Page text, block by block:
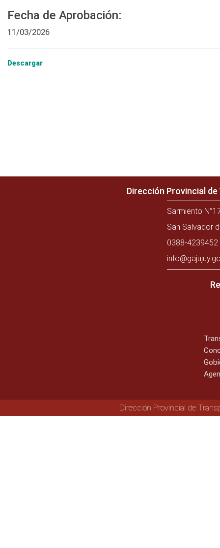
Fecha de Aprobación:
11/03/2026
Descargar
Dirección Provincial
Sarmiento
San Salvador
0388-
Dirección Provincial de